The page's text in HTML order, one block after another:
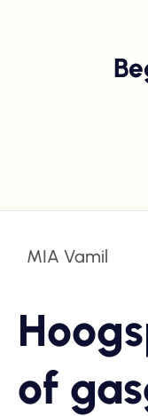
MIA Vamil
of